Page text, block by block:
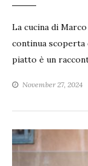
La cucina di
continua
piatto è un
November 27, 2024